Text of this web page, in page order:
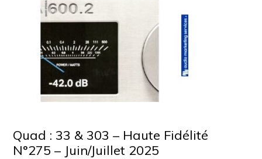
Quad : 33 & 303 – Haute Fidélité
N°275 – Juin/Juillet 2025